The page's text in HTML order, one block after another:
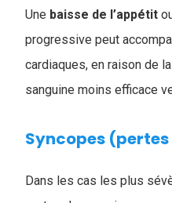
Une baisse de l’appétit
progressive peut
cardiaques, en raison de
sanguine moins efficace
Syncopes
Dans les cas les plus